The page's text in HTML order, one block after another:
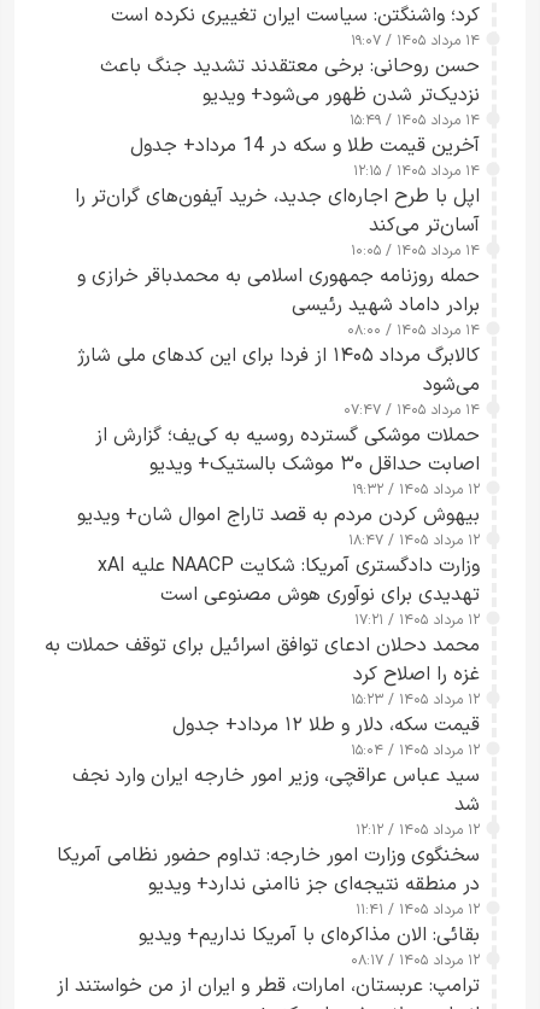
کرد؛ واشنگتن: سیاست ایران تغییری نکرده است
۱۴ مرداد ۱۴۰۵ / ۱۹:۰۷
حسن روحانی: برخی معتقدند تشدید جنگ باعث
نزدیک‌تر شدن ظهور می‌شود+ ویدیو
۱۴ مرداد ۱۴۰۵ / ۱۵:۴۹
آخرین قیمت طلا و سکه در 14 مرداد+ جدول
۱۴ مرداد ۱۴۰۵ / ۱۲:۱۵
اپل با طرح اجاره‌ای جدید، خرید آیفون‌های گران‌تر را
آسان‌تر می‌کند
۱۴ مرداد ۱۴۰۵ / ۱۰:۰۵
حمله روزنامه جمهوری اسلامی به محمدباقر خرازی و
برادر داماد شهید رئیسی
۱۴ مرداد ۱۴۰۵ / ۰۸:۰۰
کالابرگ مرداد ۱۴۰۵ از فردا برای این کدهای ملی شارژ
می‌شود
۱۴ مرداد ۱۴۰۵ / ۰۷:۴۷
حملات موشکی گسترده روسیه به کی‌یف؛ گزارش از
اصابت حداقل ۳۰ موشک بالستیک+ ویدیو
۱۲ مرداد ۱۴۰۵ / ۱۹:۳۲
بیهوش کردن مردم به قصد تاراج اموال شان+ ویدیو
۱۲ مرداد ۱۴۰۵ / ۱۸:۴۷
وزارت دادگستری آمریکا: شکایت NAACP علیه xAI
تهدیدی برای نوآوری هوش مصنوعی است
۱۲ مرداد ۱۴۰۵ / ۱۷:۲۱
محمد دحلان ادعای توافق اسرائیل برای توقف حملات به
غزه را اصلاح کرد
۱۲ مرداد ۱۴۰۵ / ۱۵:۲۳
قیمت سکه، دلار و طلا ۱۲ مرداد+ جدول
۱۲ مرداد ۱۴۰۵ / ۱۵:۰۴
سید عباس عراقچی، وزیر امور خارجه ایران وارد نجف
شد
۱۲ مرداد ۱۴۰۵ / ۱۲:۱۲
سخنگوی وزارت امور خارجه: تداوم حضور نظامی آمریکا
در منطقه نتیجه‌ای جز ناامنی ندارد+ ویدیو
۱۲ مرداد ۱۴۰۵ / ۱۱:۴۱
بقائی: الان مذاکره‌ای با آمریکا نداریم+ ویدیو
۱۲ مرداد ۱۴۰۵ / ۰۸:۱۷
ترامپ: عربستان، امارات، قطر و ایران از من خواستند از